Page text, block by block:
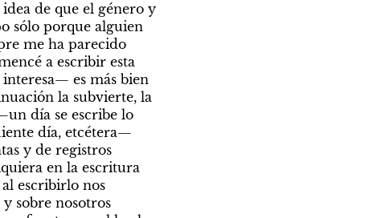
de que el género y
sólo porque alguien
me ha parecido
a escribir esta
es más bien
la subvierte, la
día se escribe lo
día, etcétera—
y de registros
en la escritura
escribirlo nos
sobre nosotros